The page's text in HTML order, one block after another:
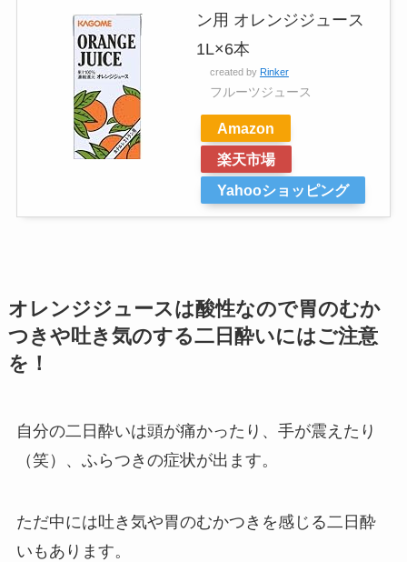
ン用 オレンジジュース
1L×6本
created by Rinker
フルーツジュース
Amazon
楽天市場
Yahooショッピング
オレンジジュースは酸性なので胃のむか
つきや吐き気のする二日酔いにはご注意
を！
自分の二日酔いは頭が痛かったり、手が震えたり
（笑）、ふらつきの症状が出ます。
ただ中には吐き気や胃のむかつきを感じる二日酔
いもあります。